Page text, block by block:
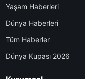
Yaşam Haberleri
Dünya Haberleri
Tüm Haberler
Dünya Kupası 2026